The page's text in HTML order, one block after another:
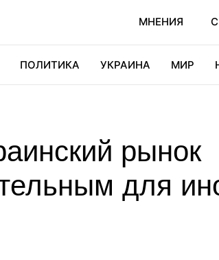
МНЕНИЯ
ПОЛИТИКА УКРАИНА МИР
рынок
для